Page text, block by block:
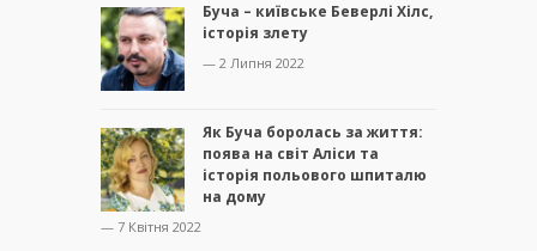
Буча – київське Беверлі Хілс,
історія злету
— 2 Липня 2022
Як Буча боролась за життя:
поява на світ Аліси та
історія польового шпиталю
на дому
— 7 Квітня 2022